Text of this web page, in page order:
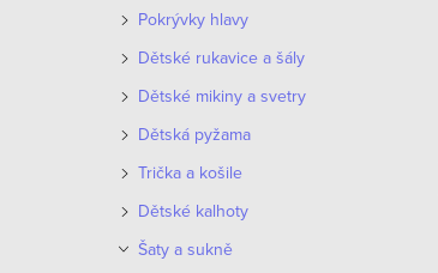
n
n
n
Pokrývky hlavy
Dětské rukavice a šály
Dětské mikiny a svetry
Dětská pyžama
Trička a košile
Dětské kalhoty
Šaty a sukně